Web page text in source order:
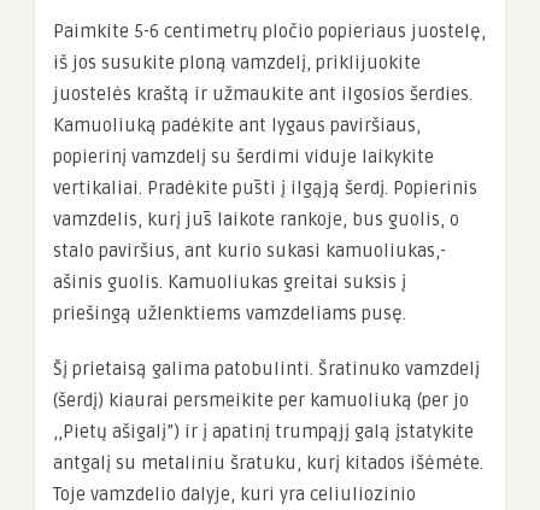
Paimkite 5-6 centimetrų pločio popieriaus juostelę,
iš jos susukite ploną vamzdelį, priklijuokite
juostelės kraštą ir užmaukite ant ilgosios šerdies.
Kamuoliuką padėkite ant lygaus paviršiaus,
popierinį vamzdelį su šerdimi viduje laikykite
vertikaliai. Pradėkite pūsti į ilgąją šerdį. Popierinis
vamzdelis, kurį jūs laikote rankoje, bus guolis, o
stalo paviršius, ant kurio sukasi kamuoliukas,-
ašinis guolis. Kamuoliukas greitai suksis į
priešingą užlenktiems vamzdeliams pusę.
Šį prietaisą galima patobulinti. Šratinuko vamzdelį
(šerdį) kiaurai persmeikite per kamuoliuką (per jo
,,Pietų ašigalį”) ir į apatinį trumpąjį galą įstatykite
antgalį su metaliniu šratuku, kurį kitados išėmėte.
Toje vamzdelio dalyje, kuri yra celiuliozinio